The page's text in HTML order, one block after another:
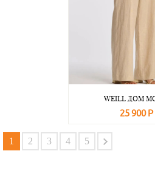
WEILL ДОМ
25 900 Р
В корзину
1 2 3 4 5